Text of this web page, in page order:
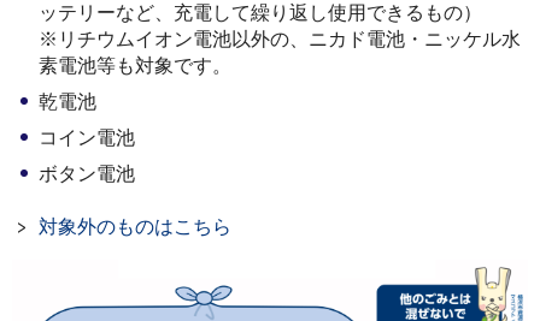
ッテリーなど、充電して繰り返し使用できるもの）
※リチウムイオン電池以外の、ニカド電池・ニッケル水
素電池等も対象です。
乾電池
コイン電池
ボタン電池
対象外のものはこちら